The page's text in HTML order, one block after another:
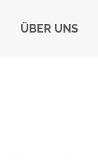
ÜBER UNS